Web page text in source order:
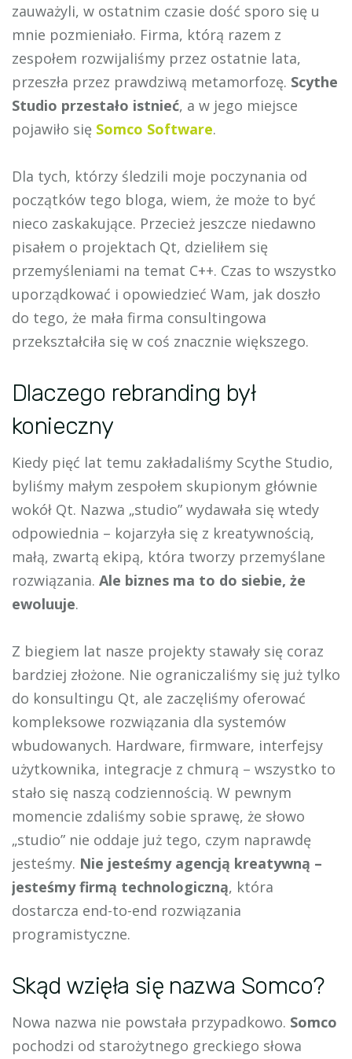
zauważyli, w ostatnim czasie dość sporo się u
mnie pozmieniało. Firma, którą razem z
zespołem rozwijaliśmy przez ostatnie lata,
przeszła przez prawdziwą metamorfozę. Scythe
Studio przestało istnieć, a w jego miejsce
pojawiło się Somco Software.
Dla tych, którzy śledzili moje poczynania od
początków tego bloga, wiem, że może to być
nieco zaskakujące. Przecież jeszcze niedawno
pisałem o projektach Qt, dzieliłem się
przemyśleniami na temat C++. Czas to wszystko
uporządkować i opowiedzieć Wam, jak doszło
do tego, że mała firma consultingowa
przekształciła się w coś znacznie większego.
Dlaczego rebranding był
konieczny
Kiedy pięć lat temu zakładaliśmy Scythe Studio,
byliśmy małym zespołem skupionym głównie
wokół Qt. Nazwa „studio” wydawała się wtedy
odpowiednia – kojarzyła się z kreatywnością,
małą, zwartą ekipą, która tworzy przemyślane
rozwiązania. Ale biznes ma to do siebie, że
ewoluuje.
Z biegiem lat nasze projekty stawały się coraz
bardziej złożone. Nie ograniczaliśmy się już tylko
do konsultingu Qt, ale zaczęliśmy oferować
kompleksowe rozwiązania dla systemów
wbudowanych. Hardware, firmware, interfejsy
użytkownika, integracje z chmurą – wszystko to
stało się naszą codziennością. W pewnym
momencie zdaliśmy sobie sprawę, że słowo
„studio” nie oddaje już tego, czym naprawdę
jesteśmy. Nie jesteśmy agencją kreatywną –
jesteśmy firmą technologiczną, która
dostarcza end-to-end rozwiązania
programistyczne.
Skąd wzięła się nazwa Somco?
Nowa nazwa nie powstała przypadkowo. Somco
pochodzi od starożytnego greckiego słowa